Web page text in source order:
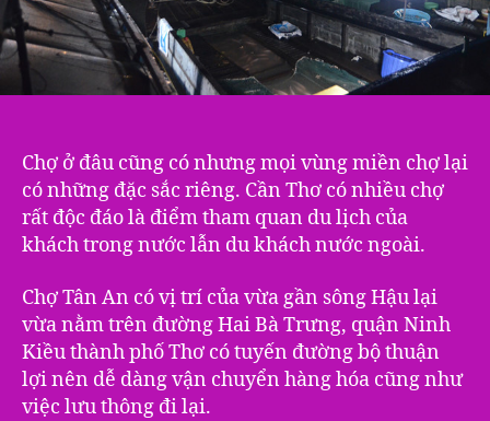
Chợ ở đâu cũng có nhưng mọi vùng miền chợ lại
có những đặc sắc riêng. Cần Thơ có nhiều chợ
rất độc đáo là điểm tham quan du lịch của
khách trong nước lẫn du khách nước ngoài.
Chợ Tân An có vị trí của vừa gần sông Hậu lại
vừa nằm trên đường Hai Bà Trưng, quận Ninh
Kiều thành phố Thơ có tuyến đường bộ thuận
lợi nên dễ dàng vận chuyển hàng hóa cũng như
việc lưu thông đi lại.